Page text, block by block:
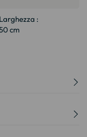
Larghezza :
cm